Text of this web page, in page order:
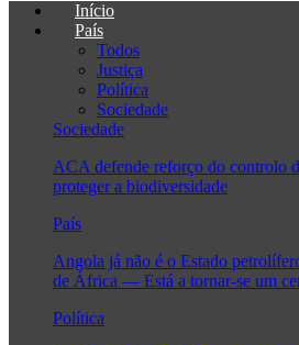
Início
País
Todos
Justiça
Política
Sociedade
Sociedade
ACA defende reforço do controlo
proteger a biodiversidade
País
Angola já não é o Estado
de África — Está a tornar-se um
Política